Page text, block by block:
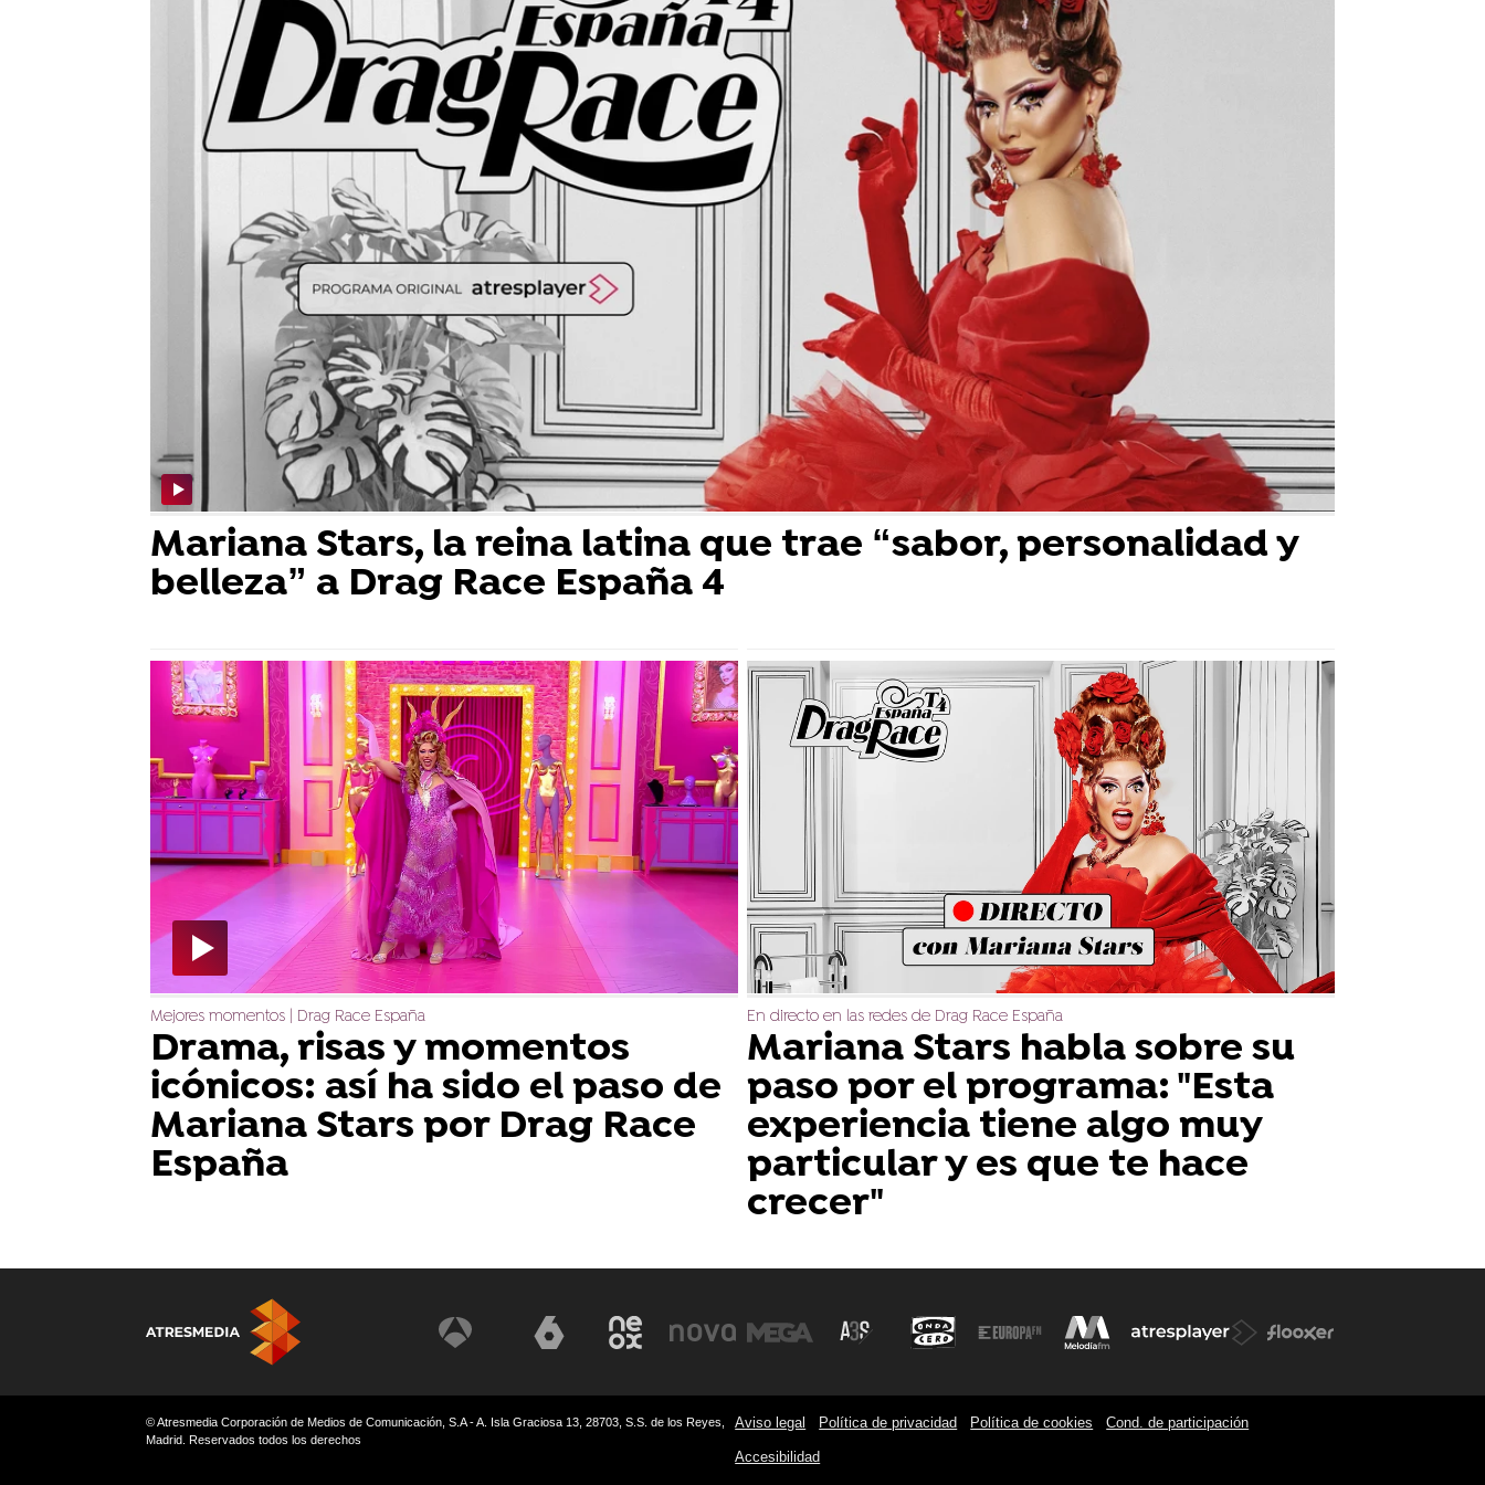
Mariana Stars, la reina latina que trae “sabor, personalidad y
belleza” a Drag Race España 4
Mejores momentos | Drag Race España
Drama, risas y momentos
icónicos: así ha sido el paso de
Mariana Stars por Drag Race
España
En directo en las redes de Drag Race España
Mariana Stars habla sobre su
paso por el programa: "Esta
experiencia tiene algo muy
particular y es que te hace
crecer"
© Atresmedia Corporación de Medios de Comunicación, S.A - A. Isla Graciosa 13, 28703, S.S. de los Reyes,
Madrid. Reservados todos los derechos
Aviso legal Política de privacidad Política de cookies Cond. de participación
Accesibilidad